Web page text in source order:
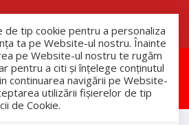
de tip cookie pentru a personaliza
ta pe Website-ul nostru. Înainte
pe Website-ul nostru te rugăm
pentru a citi și înțelege conținutul
continuarea navigării pe Website-
utilizării fişierelor de tip
de Cookie.
a fost
vandut!